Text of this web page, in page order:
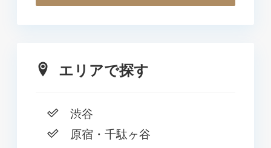
エリアで探す
渋谷
原宿・千駄ヶ谷